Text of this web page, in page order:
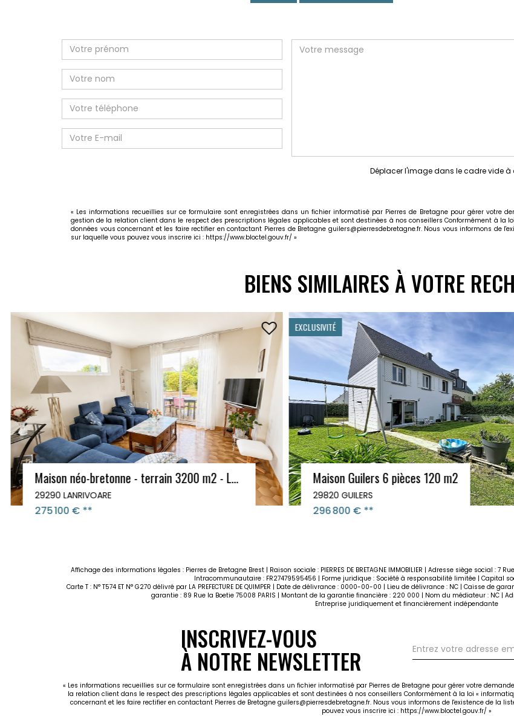
Déplacer l'image dans le cadre vide à
« Les informations recueillies sur ce formulaire sont enregistrées dans un fichier informatisé par Pierres de Bretagne pour gérer votre
gestion de la relation client dans le respect des prescriptions légales applicables et sont destinées à nos conseillers Conformément à la
données vous concernant et les faire rectifier en contactant Pierres de Bretagne guilers@pierresdebretagne.fr. Nous vous informons de
sur laquelle vous pouvez vous inscrire ici : https://www.bloctel.gouv.fr/ »
BIENS SIMILAIRES À VOTRE
Maison néo-bretonne - terrain 3200 m2 - LANRIVOARE portes de St-Renan
29290 LANRIVOARE
275 100 € **
EXCLUSIVITÉ
Maison Guilers 6 pièces 120 m2
29820 GUILERS
296 800 € **
Affichage des informations légales : Pierres de Bretagne Brest | Raison sociale : PIERRES DE BRETAGNE IMMOBILIER | Adresse siège social : 7
Intracommunautaire : FR27479595456 | Forme juridique : Société à responsabilité limitée | Capital
Carte T : N° T574 ET N° G270 délivré par LA PREFECTURE DE QUIMPER | Date de délivrance : 0000-00-00 | Lieu de délivrance : NC | Caisse de
garantie : 89 Rue la Boetie 75008 PARIS | Montant de la garantie financière : 220 000 | Nom du médiateur : NC |
Entreprise juridiquement et financièrement indépendante
INSCRIVEZ-VOUS
À NOTRE NEWSLETTER
« Les informations recueillies sur ce formulaire sont enregistrées dans un fichier informatisé par Pierres de Bretagne pour gérer votre
la relation client dans le respect des prescriptions légales applicables et sont destinées à nos conseillers Conformément à la loi «
concernant et les faire rectifier en contactant Pierres de Bretagne guilers@pierresdebretagne.fr. Nous vous informons de l'existence de la
pouvez vous inscrire ici : https://www.bloctel.gouv.fr/ »